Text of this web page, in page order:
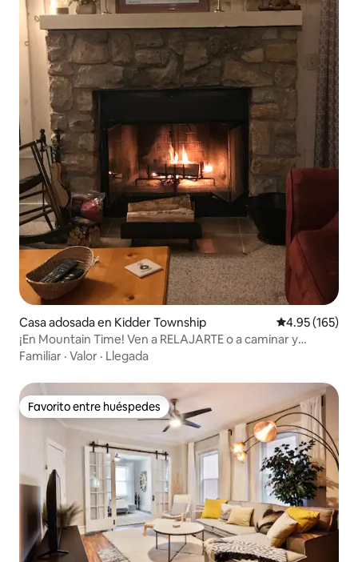
Casa adosada en Kidder Township Calificación
4.95 (165)
¡En Mountain Time! Ven a RELAJARTE o a caminar y
explorar.
Familiar · Valor · Llegada
Favorito entre huéspedes
Favorito entre huéspedes